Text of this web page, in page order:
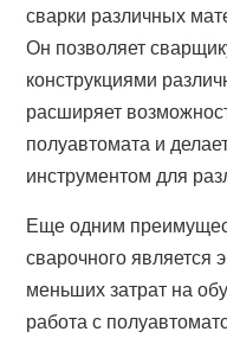
сварки различных
Он позволяет
конструкциями
расширяет
полуавтомата и
инструментом для
Еще одним
сварочного является
меньших затрат на
работа с